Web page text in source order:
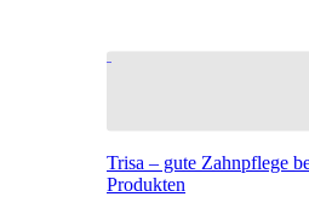
Trisa – gute Zahnpflege
Produkten